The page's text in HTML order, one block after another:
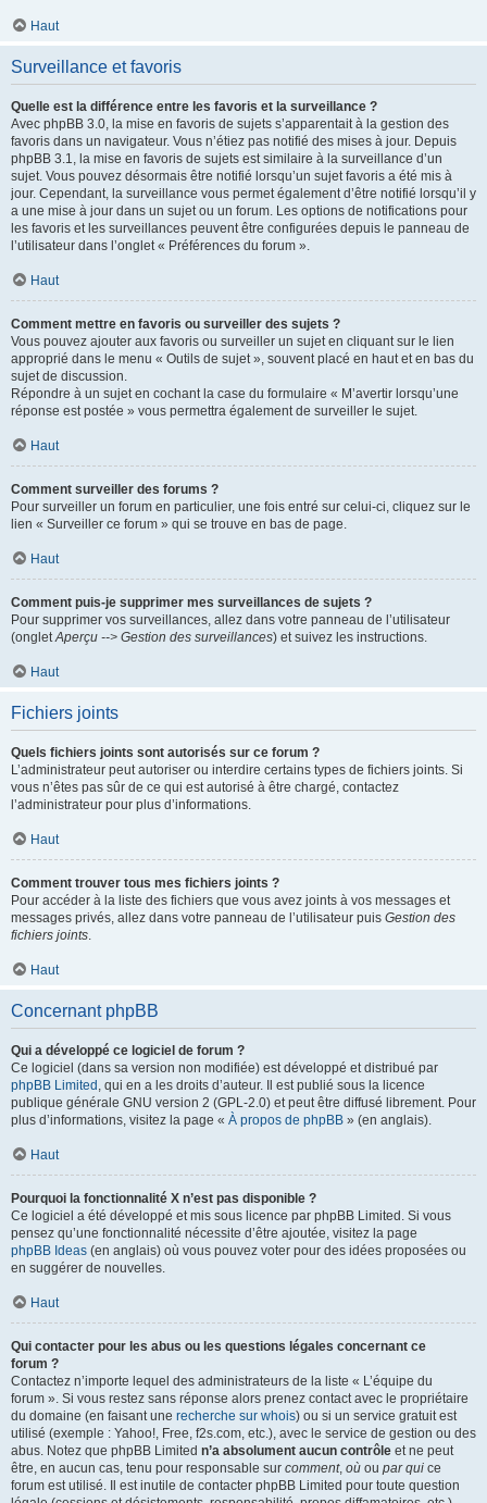
Haut
Surveillance et favoris
Quelle est la différence entre les favoris et la surveillance ?
Avec phpBB 3.0, la mise en favoris de sujets s’apparentait à la gestion des
favoris dans un navigateur. Vous n’étiez pas notifié des mises à jour. Depuis
phpBB 3.1, la mise en favoris de sujets est similaire à la surveillance d’un
sujet. Vous pouvez désormais être notifié lorsqu’un sujet favoris a été mis à
jour. Cependant, la surveillance vous permet également d’être notifié lorsqu’il y
a une mise à jour dans un sujet ou un forum. Les options de notifications pour
les favoris et les surveillances peuvent être configurées depuis le panneau de
l’utilisateur dans l’onglet « Préférences du forum ».
Haut
Comment mettre en favoris ou surveiller des sujets ?
Vous pouvez ajouter aux favoris ou surveiller un sujet en cliquant sur le lien
approprié dans le menu « Outils de sujet », souvent placé en haut et en bas du
sujet de discussion.
Répondre à un sujet en cochant la case du formulaire « M’avertir lorsqu’une
réponse est postée » vous permettra également de surveiller le sujet.
Haut
Comment surveiller des forums ?
Pour surveiller un forum en particulier, une fois entré sur celui-ci, cliquez sur le
lien « Surveiller ce forum » qui se trouve en bas de page.
Haut
Comment puis-je supprimer mes surveillances de sujets ?
Pour supprimer vos surveillances, allez dans votre panneau de l’utilisateur
(ongletAperçu --> Gestion des surveillances) et suivez les instructions.
Haut
Fichiers joints
Quels fichiers joints sont autorisés sur ce forum ?
L’administrateur peut autoriser ou interdire certains types de fichiers joints. Si
vous n’êtes pas sûr de ce qui est autorisé à être chargé, contactez
l’administrateur pour plus d’informations.
Haut
Comment trouver tous mes fichiers joints ?
Pour accéder à la liste des fichiers que vous avez joints à vos messages et
messages privés, allez dans votre panneau de l’utilisateur puis Gestion des
fichiers joints.
Haut
Concernant phpBB
Qui a développé ce logiciel de forum ?
Ce logiciel (dans sa version non modifiée) est développé et distribué par
phpBB Limited , qui en a les droits d’auteur. Il est publié sous la licence
publique générale GNU version 2 (GPL-2.0) et peut être diffusé librement. Pour
plus d’informations, visitez la page « À propos de phpBB » (en anglais).
Haut
Pourquoi la fonctionnalité X n’est pas disponible ?
Ce logiciel a été développé et mis sous licence par phpBB Limited. Si vous
pensez qu’une fonctionnalité nécessite d’être ajoutée, visitez la page
phpBB Ideas (en anglais) où vous pouvez voter pour des idées proposées ou
en suggérer de nouvelles.
Haut
Qui contacter pour les abus ou les questions légales concernant ce
forum ?
Contactez n’importe lequel des administrateurs de la liste « L’équipe du
forum ». Si vous restez sans réponse alors prenez contact avec le propriétaire
du domaine (en faisant une recherche sur whois) ou si un service gratuit est
utilisé (exemple : Yahoo!, Free, f2s.com, etc.), avec le service de gestion ou des
abus. Notez que phpBB Limited n’a absolument aucun contrôle et ne peut
être, en aucun cas, tenu pour responsable sur comment, où ou par qui ce
forum est utilisé. Il est inutile de contacter phpBB Limited pour toute question